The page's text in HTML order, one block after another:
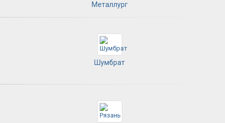
Металлург
Шумбрат